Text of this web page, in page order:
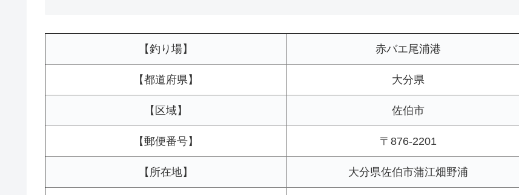
【釣り場】 赤バエ尾浦港
【都道府県】 大分県
【区域】 佐伯市
【郵便番号】 〒876-2201
【所在地】 大分県佐伯市蒲江畑野浦